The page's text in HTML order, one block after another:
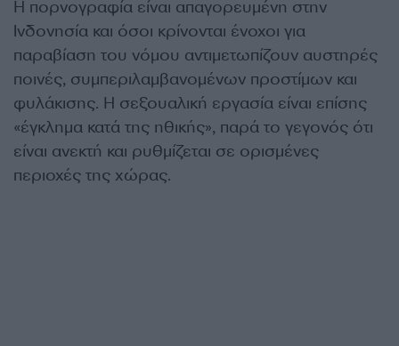
Η πορνογραφία είναι απαγορευμένη στην
Ινδονησία και όσοι κρίνονται ένοχοι για
παραβίαση του νόμου αντιμετωπίζουν αυστηρές
ποινές, συμπεριλαμβανομένων προστίμων και
φυλάκισης. Η σεξουαλική εργασία είναι επίσης
«έγκλημα κατά της ηθικής», παρά το γεγονός ότι
είναι ανεκτή και ρυθμίζεται σε ορισμένες
περιοχές της χώρας.